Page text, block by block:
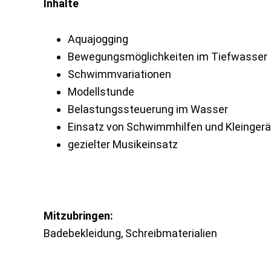
Inhalte
Aquajogging
Bewegungsmöglichkeiten im Tiefwasser
Schwimmvariationen
Modellstunde
Belastungssteuerung im Wasser
Einsatz von Schwimmhilfen und
gezielter Musikeinsatz
Mitzubringen:
Badebekleidung, Schreibmaterialien